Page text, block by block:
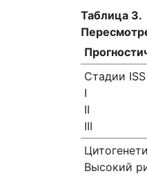
Таблица 3.
Стадии ISS
I
II
III
Высокий